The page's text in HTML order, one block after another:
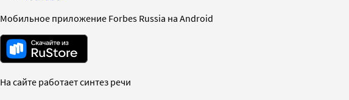
Мобильное приложение Forbes Russia на Android
На сайте работает синтез речи